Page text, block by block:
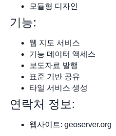
모듈형 디자인
기능:
웹 지도 서비스
기능 데이터 액세스
보도자료 발행
표준 기반 공유
타일 서비스 생성
연락처 정보:
웹사이트: geoserver.org